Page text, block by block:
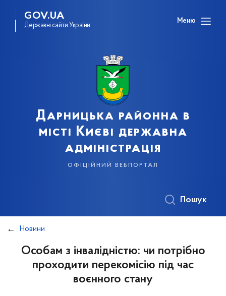
GOV.UA
Державні сайти України
Меню
Дарницька районна в
місті Києві державна
адміністрація
офіційний вебпортал
Пошук
Новини
Особам з інвалідністю: чи потрібно
проходити перекомісію під час
воєнного стану